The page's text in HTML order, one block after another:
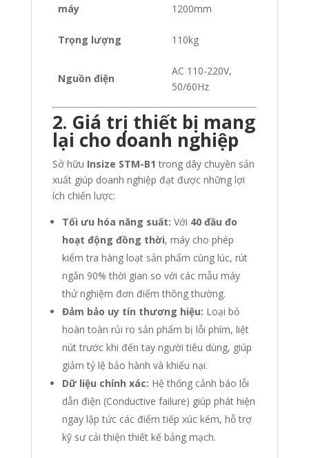
máy
1200mm
Trọng lượng 110kg
Nguồn điện
AC 110-220V,
50/60Hz
2. Giá trị thiết bị mang
lại cho doanh nghiệp
Sở hữu Insize STM-B1 trong dây chuyền sản
xuất giúp doanh nghiệp đạt được những lợi
ích chiến lược:
Tối ưu hóa năng suất: Với 40 đầu đo
hoạt động đồng thời, máy cho phép
kiểm tra hàng loạt sản phẩm cùng lúc, rút
ngắn 90% thời gian so với các mẫu máy
thử nghiệm đơn điểm thông thường.
Đảm bảo uy tín thương hiệu: Loại bỏ
hoàn toàn rủi ro sản phẩm bị lỗi phím, liệt
nút trước khi đến tay người tiêu dùng, giúp
giảm tỷ lệ bảo hành và khiếu nại.
Dữ liệu chính xác: Hệ thống cảnh báo lỗi
dẫn điện (Conductive failure) giúp phát hiện
ngay lập tức các điểm tiếp xúc kém, hỗ trợ
kỹ sư cải thiện thiết kế bảng mạch.